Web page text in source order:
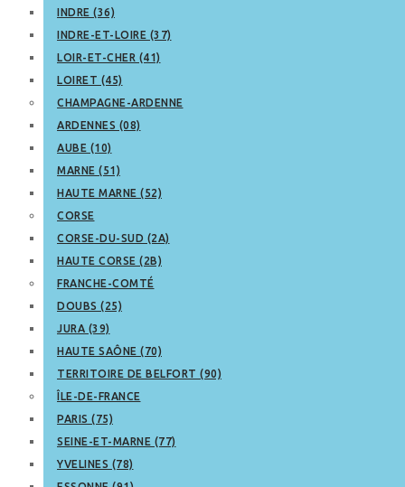
INDRE (36)
INDRE-ET-LOIRE (37)
LOIR-ET-CHER (41)
LOIRET (45)
CHAMPAGNE-ARDENNE
ARDENNES (08)
AUBE (10)
MARNE (51)
HAUTE MARNE (52)
CORSE
CORSE-DU-SUD (2A)
HAUTE CORSE (2B)
FRANCHE-COMTÉ
DOUBS (25)
JURA (39)
HAUTE SAÔNE (70)
TERRITOIRE DE BELFORT (90)
ÎLE-DE-FRANCE
PARIS (75)
SEINE-ET-MARNE (77)
YVELINES (78)